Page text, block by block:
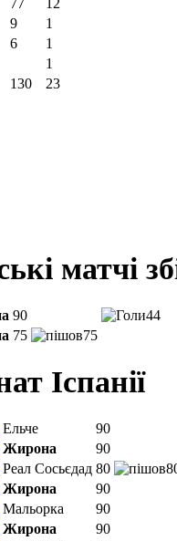
77
12
9
1
6
1
1
130 23
матчі
90
44
75 75
Іспанії
Ельче
90
Жирона
90
Реал Сосьєдад 80
Жирона
90
Мальорка
90
Жирона
90